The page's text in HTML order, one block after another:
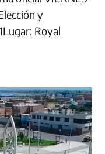
y
Royal